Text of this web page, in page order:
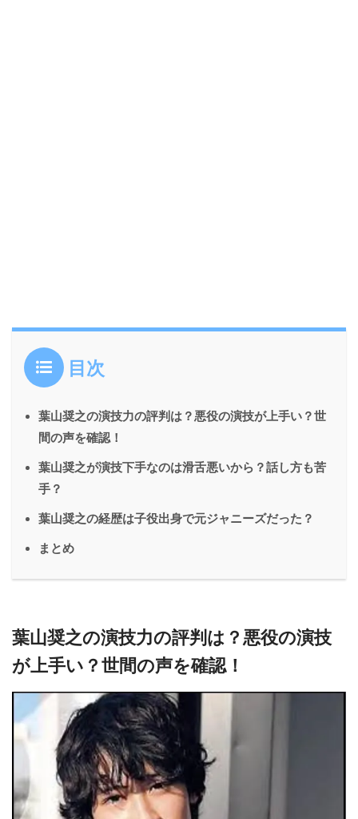
目次
葉山奨之の演技力の評判は？悪役の演技が上手い？世
間の声を確認！
葉山奨之が演技下手なのは滑舌悪いから？話し方も苦
手？
葉山奨之の経歴は子役出身で元ジャニーズだった？
まとめ
葉山奨之の演技力の評判は？悪役の演技
が上手い？世間の声を確認！